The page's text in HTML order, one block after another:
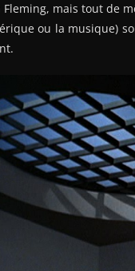
mais tout de
ou la musique)